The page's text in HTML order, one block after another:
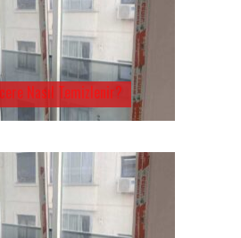
Nasıl Temizlenir?